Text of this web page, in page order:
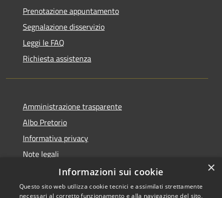
Prenotazione appuntamento
Segnalazione disservizio
Leggi le FAQ
Richiesta assistenza
Amministrazione trasparente
Albo Pretorio
Informativa privacy
Note legali
Dichiarazione di accessibilità
×
Informazioni sui cookie
Questo sito web utilizza cookie tecnici e assimilati strettamente
necessari al corretto funzionamento e alla navigazione del sito,